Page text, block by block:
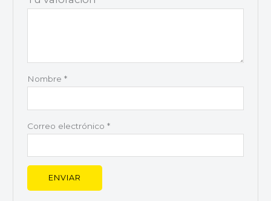
Nombre *
Correo electrónico *